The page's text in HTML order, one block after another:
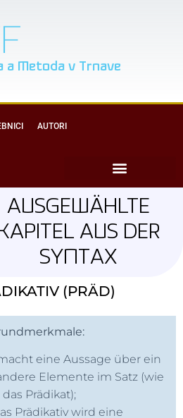
a Metoda v Trnave
AUTORI
AUSGEWÄHLTE
KAPITEL AUS DER
SYNTAX
(PRÄD)
eine Aussage über ein
Elemente im Satz (wie
das Prädikat);
Prädikativ wird eine